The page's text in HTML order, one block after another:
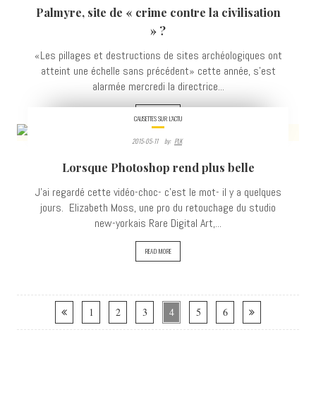
VIEWS
Palmyre, site de « crime contre la civilisation
» ?
«Les pillages et destructions de sites archéologiques ont
atteint une échelle sans précédent» cette année, s'est
alarmée mercredi la directrice...
READ MORE
CAUSETTES SUR L'ACTU
2015-05-11 By: PLK
Lorsque Photoshop rend plus belle
J'ai regardé cette vidéo-choc- c'est le mot- il y a quelques
jours. Elizabeth Moss, une pro du retouchage du studio
new-yorkais Rare Digital Art,...
READ MORE
1 2 3 4 5 6